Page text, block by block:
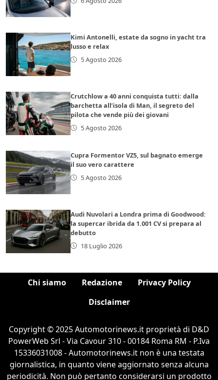
Kimi Antonelli, estate da sogno in yacht tra
lusso e relax
5 Agosto 2026
Crutchlow a 40 anni conquista tutti: dalla
barchetta all’isola di Man, il segreto del
pilota che vende più dei giovani
5 Agosto 2026
Cupra Formentor VZ5, sul bagnato emerge
il suo vero carattere
5 Agosto 2026
Audi Nuvolari a Londra prima di Goodwood:
la supercar ibrida da 1.001 CV si prepara al
debutto
18 Luglio 2026
Chi siamo Redazione
Privacy Policy
Disclaimer
Copyright © 2025 Automotorinews.it proprietà di D&D
PowerWeb Srl - Via Cavour 310 - 00184 Roma RM - P.Iva
15336031008 - Automotorinews.it non è una testata
giornalistica, in quanto viene aggiornato senza alcuna
periodicità. Non può pertanto considerarsi un prodotto